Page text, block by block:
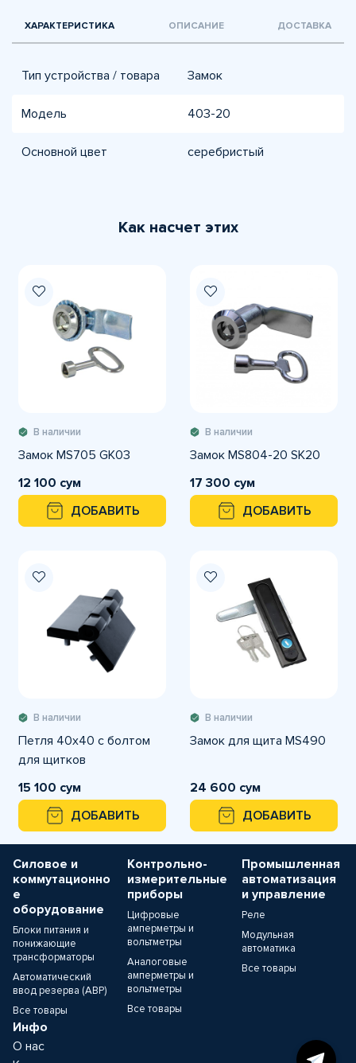
ХАРАКТЕРИСТИКА ОПИСАНИЕ ДОСТАВКА
Тип устройства / товара Замок
Модель 403-20
Основной цвет серебристый
Как насчет этих
В наличии
Замок MS705 GK03
12 100 сум
ДОБАВИТЬ
В наличии
Замок MS804-20 SK20
17 300 сум
ДОБАВИТЬ
В наличии
Петля 40х40 с болтом
для щитков
15 100 сум
ДОБАВИТЬ
В наличии
Замок для щита MS490
24 600 сум
ДОБАВИТЬ
Силовое и
коммутационно
е
оборудование
Блоки питания и
понижающие
трансформаторы
Автоматический
ввод резерва (АВР)
Все товары
Контрольно-
измерительные
приборы
Цифровые
амперметры и
вольтметры
Аналоговые
амперметры и
вольтметры
Все товары
Промышленная
автоматизация
и управление
Реле
Модульная
автоматика
Все товары
Инфо
О нас